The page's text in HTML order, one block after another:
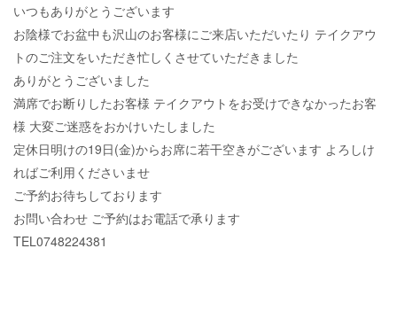
いつもありがとうございます
お陰様でお盆中も沢山のお客様にご来店いただいたり テイクアウ
トのご注文をいただき忙しくさせていただきました
ありがとうございました
満席でお断りしたお客様 テイクアウトをお受けできなかったお客
様 大変ご迷惑をおかけいたしました
定休日明けの19日(金)からお席に若干空きがございます よろしけ
ればご利用くださいませ
ご予約お待ちしております
お問い合わせ ご予約はお電話で承ります
TEL0748224381